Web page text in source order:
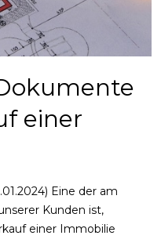
einer
Eine der am
Kunden ist,
einer Immobilie